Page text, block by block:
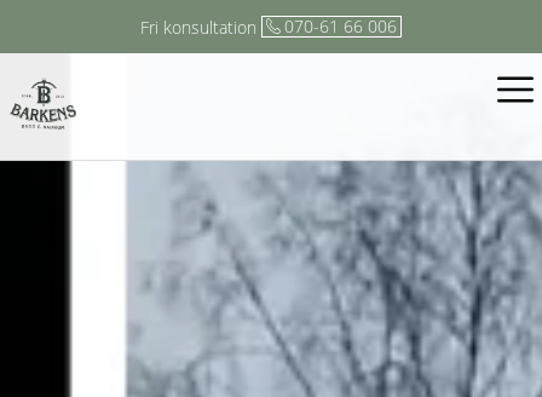
Fri konsultation 070-61 66 006